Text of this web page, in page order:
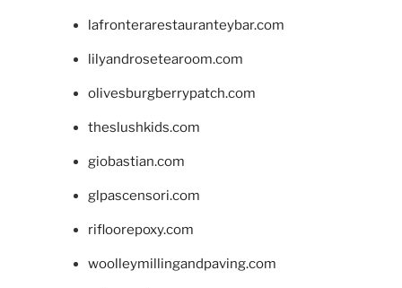
lafronterarestauranteybar.com
lilyandrosetearoom.com
olivesburgberrypatch.com
theslushkids.com
giobastian.com
glpascensori.com
rifloorepoxy.com
woolleymillingandpaving.com